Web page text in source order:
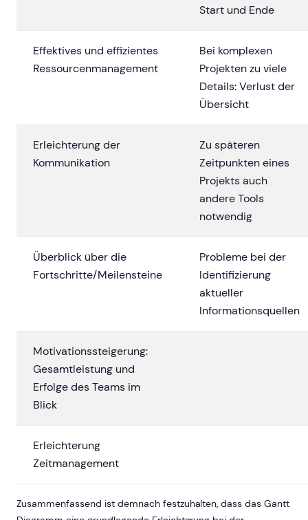
Start und Ende
Effektives und effizientes
Ressourcenmanagement
Bei komplexen
Projekten zu viele
Details: Verlust der
Übersicht
Erleichterung der
Kommunikation
Zu späteren
Zeitpunkten eines
Projekts auch
andere Tools
notwendig
Überblick über die
Fortschritte/Meilensteine
Probleme bei der
Identifizierung
aktueller
Informationsquellen
Motivationssteigerung:
Gesamtleistung und
Erfolge des Teams im
Blick
Erleichterung
Zeitmanagement
Zusammenfassend ist demnach festzuhalten, dass das Gantt